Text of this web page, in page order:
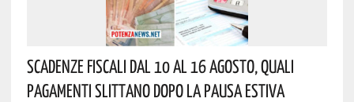
Scadenze Fiscali Dal 10 Al 16 Agosto, Quali
Pagamenti Slittano Dopo La Pausa Estiva